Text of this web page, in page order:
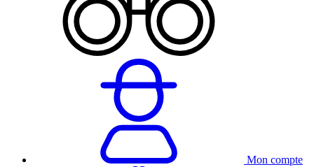
Mon compte